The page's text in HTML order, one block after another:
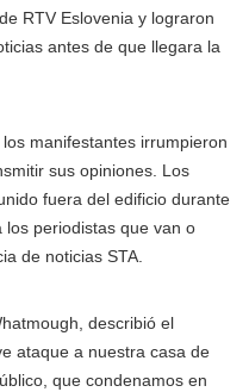
RTV Eslovenia y lograron
antes de que llegara la
manifestantes irrumpieron
sus opiniones. Los
fuera del edificio durante
periodistas que van o
de noticias STA.
describió el
ataque a nuestra casa de
que condenamos en